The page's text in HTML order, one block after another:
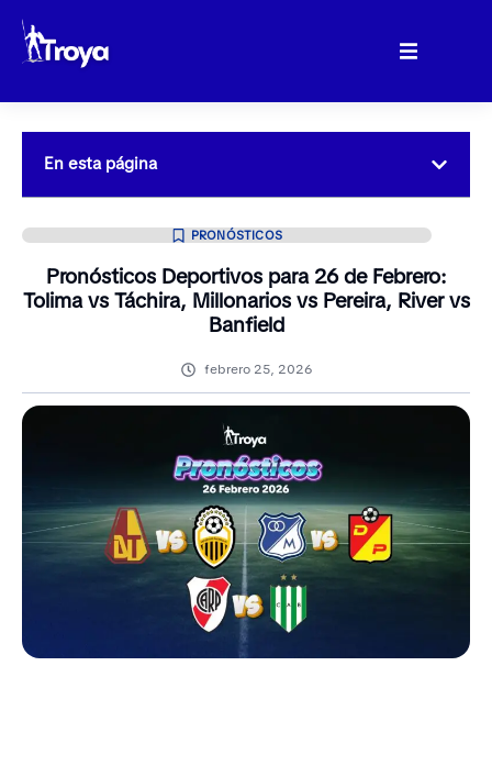
En esta página
PRONÓSTICOS
Pronósticos Deportivos para 26 de Febrero:
Tolima vs Táchira, Millonarios vs Pereira, River vs
Banfield
febrero 25, 2026